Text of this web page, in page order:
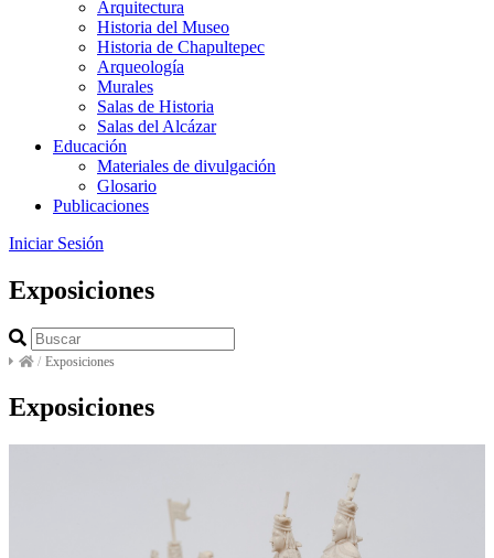
Arquitectura
Historia del Museo
Historia de Chapultepec
Arqueología
Murales
Salas de Historia
Salas del Alcázar
Educación
Materiales de divulgación
Glosario
Publicaciones
Iniciar Sesión
Exposiciones
/ Exposiciones
Exposiciones